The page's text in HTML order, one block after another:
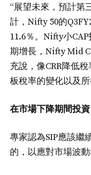
“展望未來，預計第
計，Nifty 50的
11.6％。Nifty小
期增長，Nifty Mid
充說，像CRR降低
板稅率的變化以及所
在市場下降期間投資
專家認為SIP應該繼
的，以應對市場波動